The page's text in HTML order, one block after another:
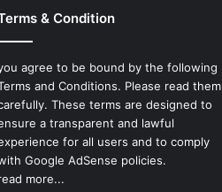
& Condition
agree to be bound by the following
and Conditions. Please read them
These terms are designed to
a transparent and lawful
for all users and to comply
Google AdSense policies.
more...